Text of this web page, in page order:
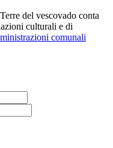
del vescovado conta
culturali e di
comunali